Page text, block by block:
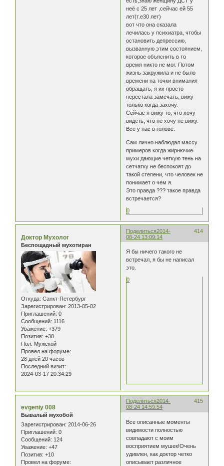
неё с 25 лет ,сейчас ей 55
лет(т.е30 лет)
вот что она сказала
лечилась у психиатра, чтобы
остановить депрессию,
вызванную этим состоянием,
которое объяснить в то
время никто не мог. Потом
жизнь закружила и не было
времени на точки внимания
обращать, я их просто
перестала замечать, вижу
только когда захочу.
Сейчас я вижу то, что хочу
видеть, что не хочу не вижу.
Всё у нас в голове.
Сам лично наблюдал массу
примеров когда жирнючие
мухи дающие четкую тень на
сетчатку не беспокоят до
такой степени, что человек не
понимает о чем я.
Это правда ??? такое правда
встречается?
0
Поделиться 414
2014-
08-24 13:09:14
Доктор Мухолог
Беспощадный мухотиран
Откуда: Санкт-Петербург
Зарегистрирован: 2013-05-02
Приглашений: 0
Сообщений: 1116
Уважение: +379
Позитив: +38
Пол: Мужской
Провел на форуме:
28 дней 20 часов
Последний визит:
2024-03-17 20:34:29
Я бы ничего такого не
встречал, я бы не написал
это.
0
Поделиться 415
2014-
08-24 14:59:54
evgeniy 008
Бывалый мухобой
Зарегистрирован: 2014-06-26
Приглашений: 0
Сообщений: 124
Уважение: +47
Позитив: +10
Провел на форуме:
Все описанные моменты
видимости полностью
совпадают с моим
восприятием мушек!Очень
удивлен, как доктор четко
описывает различное